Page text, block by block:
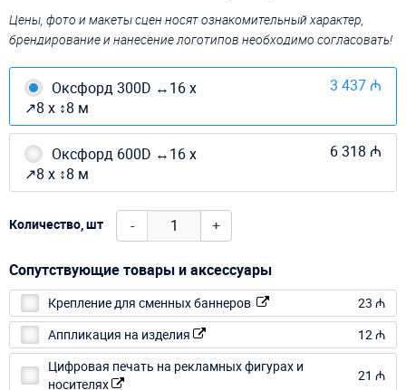
Цены, фото и макеты сцен носят ознакомительный характер,
брендирование и нанесение логотипов необходимо согласовать!
Оксфорд 300D ↔16 х
↗8 х ↕8 м
3 437 ₼
Оксфорд 600D ↔16 х
↗8 х ↕8 м
6 318 ₼
Количество, шт - +
Сопутствующие товары и аксессуары
Крепление для сменных баннеров
23 ₼
Аппликация на изделия
12 ₼
Цифровая печать на рекламных фигурах и
носителях
21 ₼